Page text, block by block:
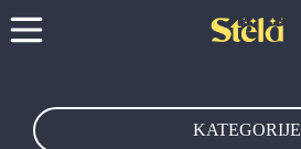
KATEGORIJE